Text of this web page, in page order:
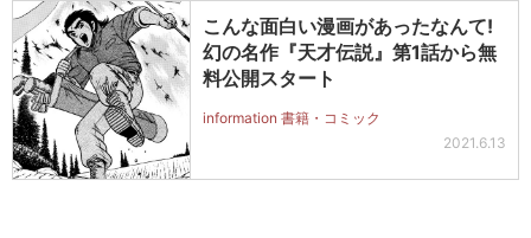
こんな面白い漫画があったなんて!
幻の名作『天才伝説』第1話から無
料公開スタート
information 書籍・コミック
2021.6.13